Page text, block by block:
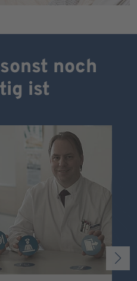
noch
ist